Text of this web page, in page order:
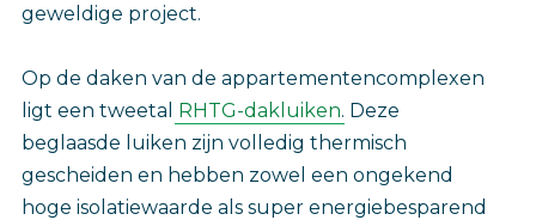
geweldige project.
Op de daken van de appartementencomplexen
ligt een tweetal RHTG-dakluiken. Deze
beglaasde luiken zijn volledig thermisch
gescheiden en hebben zowel een ongekend
hoge isolatiewaarde als super energiebesparend